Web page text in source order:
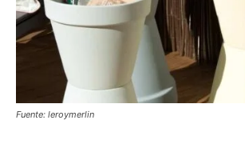
Fuente: leroymerlin